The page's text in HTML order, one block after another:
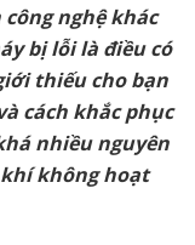
nghệ khác
bị lỗi là điều có
thiếu cho bạn
cách khắc phục
nhiều nguyên
không hoạt